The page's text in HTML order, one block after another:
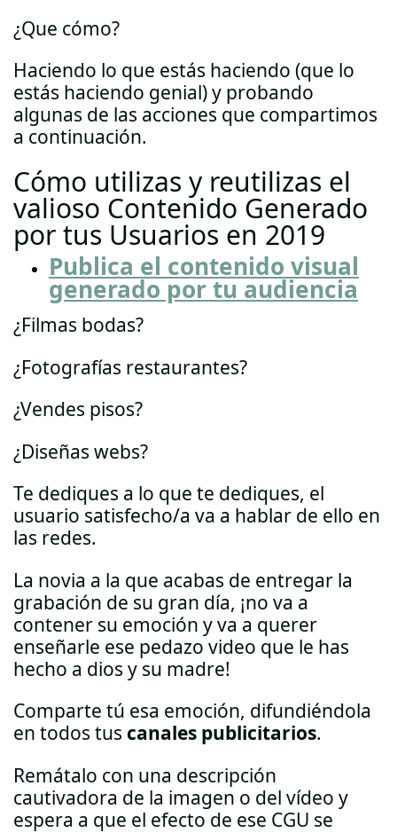
¿Que cómo?
Haciendo lo que estás haciendo (que lo
estás haciendo genial) y probando
algunas de las acciones que compartimos
a continuación.
Cómo utilizas y reutilizas el
valioso Contenido Generado
por tus Usuarios en 2019
Publica el contenido visual
generado por tu audiencia
¿Filmas bodas?
¿Fotografías restaurantes?
¿Vendes pisos?
¿Diseñas webs?
Te dediques a lo que te dediques, el
usuario satisfecho/a va a hablar de ello en
las redes.
La novia a la que acabas de entregar la
grabación de su gran día, ¡no va a
contener su emoción y va a querer
enseñarle ese pedazo video que le has
hecho a dios y su madre!
Comparte tú esa emoción, difundiéndola
en todos tus canales publicitarios.
Remátalo con una descripción
cautivadora de la imagen o del vídeo y
espera a que el efecto de ese CGU se